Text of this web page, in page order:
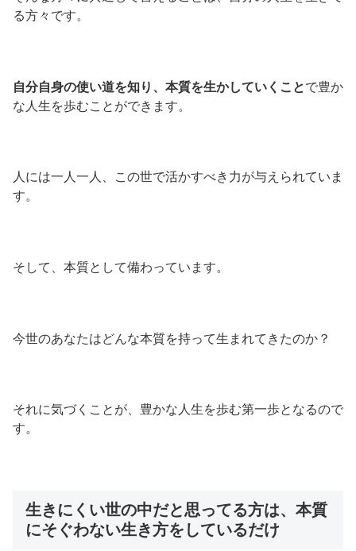
る方々です。
自分自身の使い道を知り、本質を生かしていくことで豊か
な人生を歩むことができます。
人には一人一人、この世で活かすべき力が与えられていま
す。
そして、本質として備わっています。
今世のあなたはどんな本質を持って生まれてきたのか？
それに気づくことが、豊かな人生を歩む第一歩となるので
す。
生きにくい世の中だと思ってる方は、本質
にそぐわない生き方をしているだけ